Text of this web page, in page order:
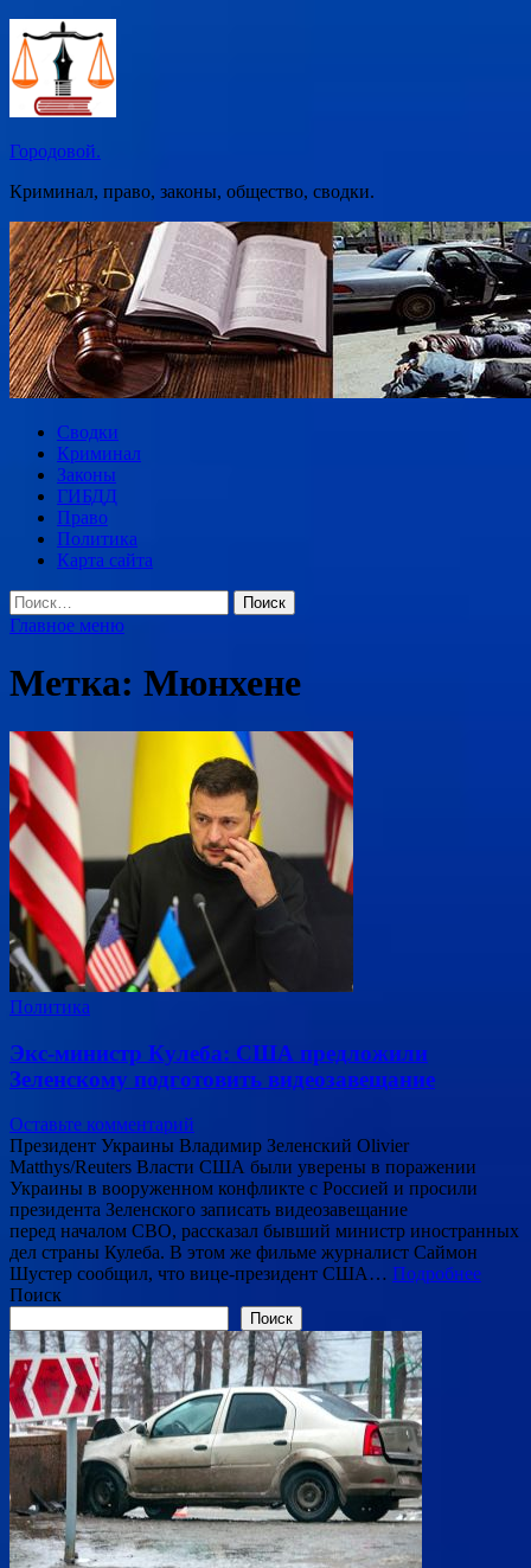
Перейти
содержимому
Городовой.
Криминал, право, законы, общество, сводки.
Сводки
Криминал
Законы
ГИБДД
Право
Политика
Карта сайта
Найти:
Главное меню
Метка: Мюнхене
Политика
Экс-министр Кулеба: США предложили
Зеленскому подготовить видеозавещание
Оставьте комментарий
Президент Украины Владимир Зеленский Olivier
Matthys/Reuters Власти США были уверены в поражении
Украины в вооруженном конфликте с Россией и просили
президента Зеленского записать видеозавещание
перед началом СВО, рассказал бывший министр иностранных
дел страны Кулеба. В этом же фильме журналист Саймон
Шустер сообщил, что вице-президент США… Подробнее
Поиск
Поиск